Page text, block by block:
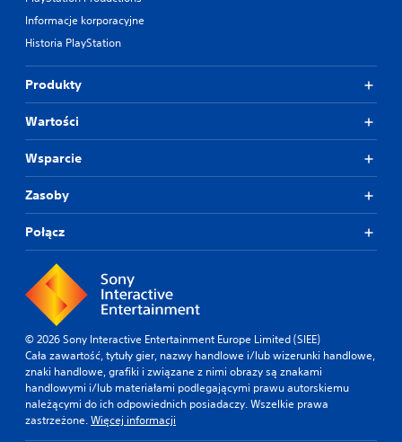
Informacje korporacyjne
Historia PlayStation
Produkty
Wartości
Wsparcie
Zasoby
Połącz
© 2026 Sony Interactive Entertainment Europe Limited (SIEE)
Cała zawartość, tytuły gier, nazwy handlowe i/lub wizerunki handlowe,
znaki handlowe, grafiki i związane z nimi obrazy są znakami
handlowymi i/lub materiałami podlegającymi prawu autorskiemu
należącymi do ich odpowiednich posiadaczy. Wszelkie prawa
zastrzeżone.Więcej informacji